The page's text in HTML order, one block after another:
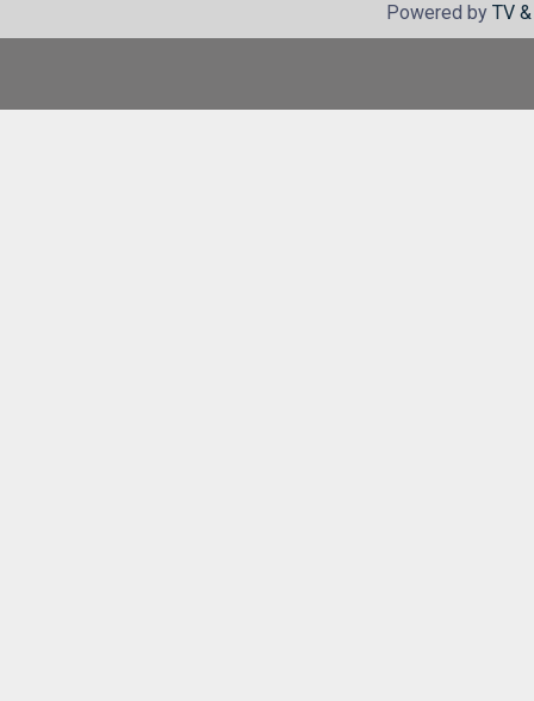
Powered by TV